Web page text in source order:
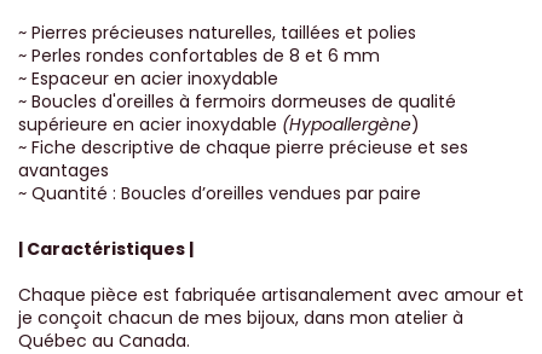
~ Pierres précieuses naturelles, taillées et polies
~ Perles rondes confortables de 8 et 6 mm
~ Espaceur en acier inoxydable
~ Boucles d'oreilles à fermoirs dormeuses de qualité
supérieure en acier inoxydable (Hypoallergène)
~ Fiche descriptive de chaque pierre précieuse et ses
avantages
~ Quantité : Boucles d’oreilles vendues par paire
| Caractéristiques |
Chaque pièce est fabriquée artisanalement avec amour et
je conçoit chacun de mes bijoux, dans mon atelier à
Québec au Canada.